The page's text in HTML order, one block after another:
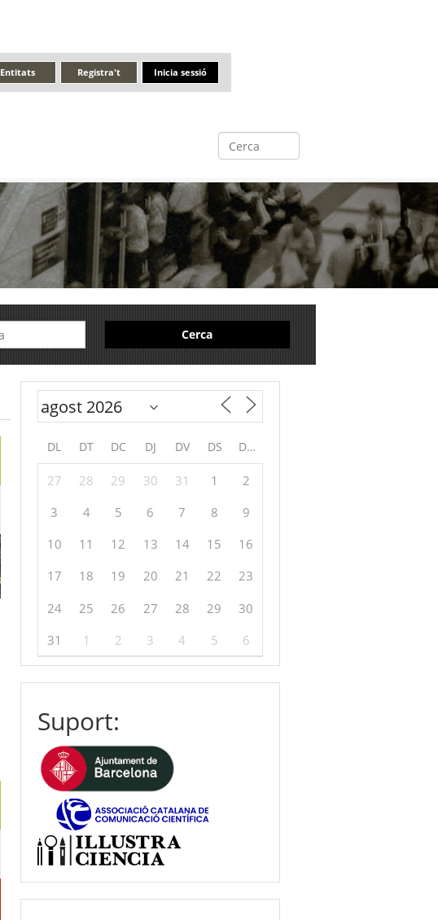
Inicia sessió
Registra't
Entitats
Cerca
DL DT DC DJ DV DS DG
27 28 29 30 31 1
2
3
4 5 6 7 8
9
10
11 12 13 14 15
16
17
18 19 20 21 22
23
24
25 26 27 28 29
30
31
1 2 3 4 5 6
Suport: